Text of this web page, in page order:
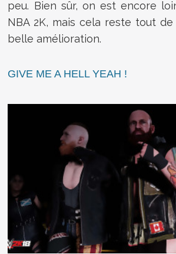
peu. Bien sûr, on est encore
NBA 2K, mais cela reste tout
belle amélioration.
GIVE ME A HELL YEAH !